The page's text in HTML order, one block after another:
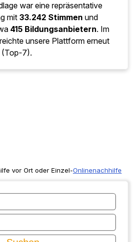
war eine repräsentative
mit 33.242 Stimmen und
415 Bildungsanbietern. Im
unsere Plattform erneut
(Top-7).
vor Ort oder Einzel-Onlinenachhilfe